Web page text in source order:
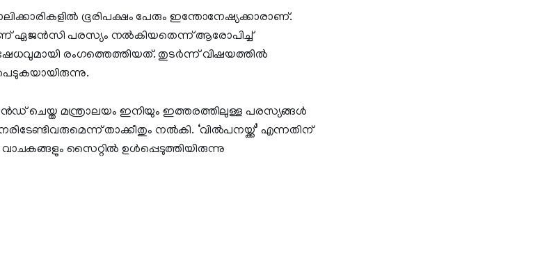
ഭൂരിപക്ഷം പേരും ഇന്തോനേഷ്യക്കാരാണ്.
ഏജന്‍സി പരസ്യം നല്‍കിയതെന്ന് ആരോപിച്ച്
രംഗത്തെത്തിയത്. തുടര്‍ന്ന് വിഷയത്തില്‍
മന്ത്രാലയം ഇനിയും ഇത്തരത്തിലുള്ള പരസ്യങ്ങള്‍
താക്കീതും നല്‍കി. ‘വില്‍പനയ്ക്ക്’ എന്നതിന്
വാചകങ്ങളും സൈറ്റില്‍ ഉള്‍പ്പെടുത്തിയിരുന്നു